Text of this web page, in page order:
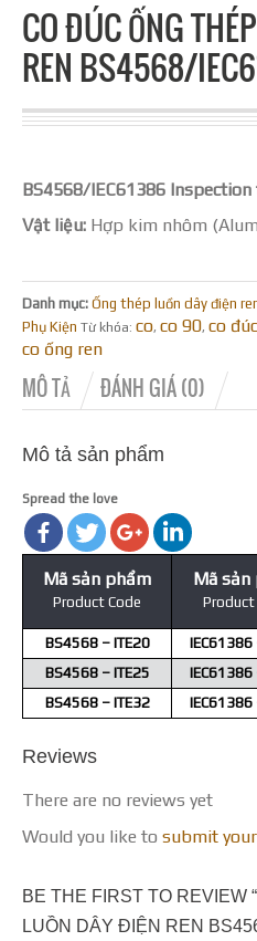
CO ĐÚC ỐNG
REN BS4568/
BS4568/IEC61386
Vật liệu: Hợp kim nhôm
Danh mục: Ống thép luồn dây điện
Phụ Kiện Từ khóa: co, co 90, co đúc
co ống ren
MÔ TẢ ĐÁNH GIÁ (0)
Mô tả sản phẩm
Spread the love
Mã sản phẩm
Product Code
Mã sản
Product
BS4568 – ITE20 IEC61386
BS4568 – ITE25
IEC61386
BS4568 – ITE32
IEC61386
Reviews
There are no reviews yet
Would you like to submit
BE THE FIRST TO REVIEW
LUỒN DÂY ĐIỆN REN